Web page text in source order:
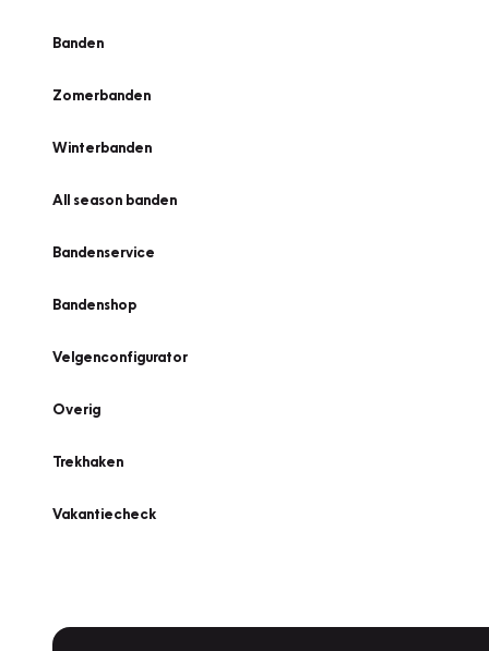
Banden
Zomerbanden
Winterbanden
All season banden
Bandenservice
Bandenshop
Velgenconfigurator
Overig
Trekhaken
Vakantiecheck